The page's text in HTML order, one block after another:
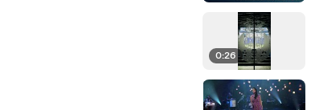
0:26